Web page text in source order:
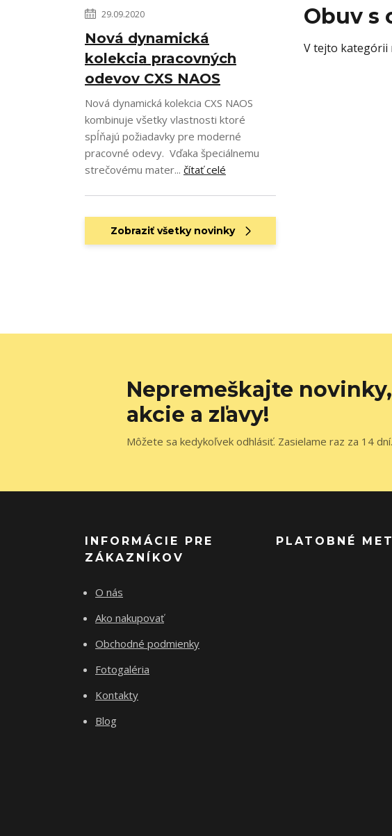
Obuv s
V tejto kategórii
29.09.2020
Nová dynamická
kolekcia pracovných
odevov CXS NAOS
Nová dynamická kolekcia CXS NAOS
kombinuje všetky vlastnosti ktoré
spĺňajú požiadavky pre moderné
pracovné odevy. Vďaka špeciálnemu
strečovému mater... čítať celé
Zobraziť všetky novinky
Nepremeškajte novinky,
akcie a zľavy!
Môžete sa kedykoľvek odhlásiť. Zasielame raz za 14 dní.
INFORMÁCIE PRE
ZÁKAZNÍKOV
O nás
Ako nakupovať
Obchodné podmienky
Fotogaléria
Kontakty
Blog
PLATOBNÉ